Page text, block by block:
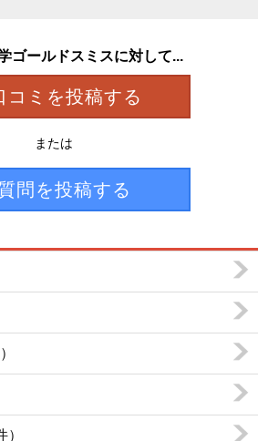
ゴールドスミスに対して...
コミを投稿する
または
問を投稿する